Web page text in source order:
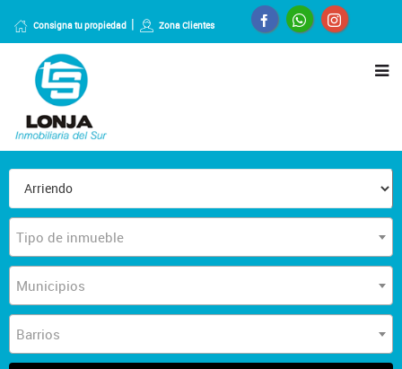
Consigna tu propiedad Zona Clientes
Tipo de inmueble
Municipios
Barrios